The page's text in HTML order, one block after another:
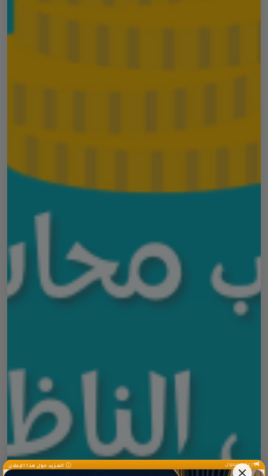
إعلان ممول المزيد حول هذا الإعلان